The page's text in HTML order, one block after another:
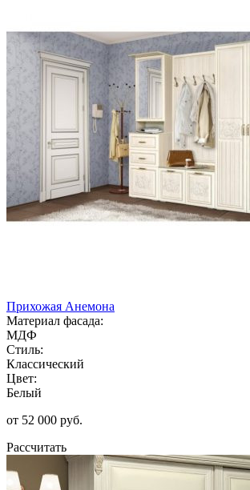
Прихожая Анемона
Материал фасада:
МДФ
Стиль:
Классический
Цвет:
Белый
от 52 000 руб.
Рассчитать